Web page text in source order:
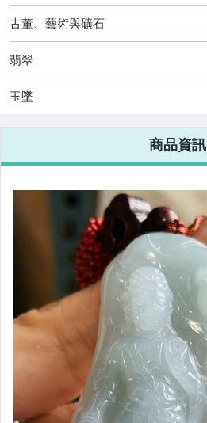
福利品(翡翠玉石)
加購區(翡翠玉石)
翡翠９９９元以下｜漏價商品
翡翠３０００～５９９９元
翡翠６０００～９９９９元
翡翠１００００元以上
翡翠３００００元以上
手鐲／正圈．平安鐲
手鐲／圓條．圓骨鐲
手鐲／貴妃鐲
古董、藝術與礦石
翡翠
玉墜
商品資訊